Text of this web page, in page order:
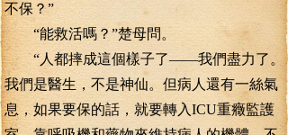
不保？”
“能救活嗎？”楚母問。
“人都摔成這個樣子了——我們盡力了。
我們是醫生，不是神仙。但病人還有一絲氣
息，如果要保的話，就要轉入ICU重癥監護